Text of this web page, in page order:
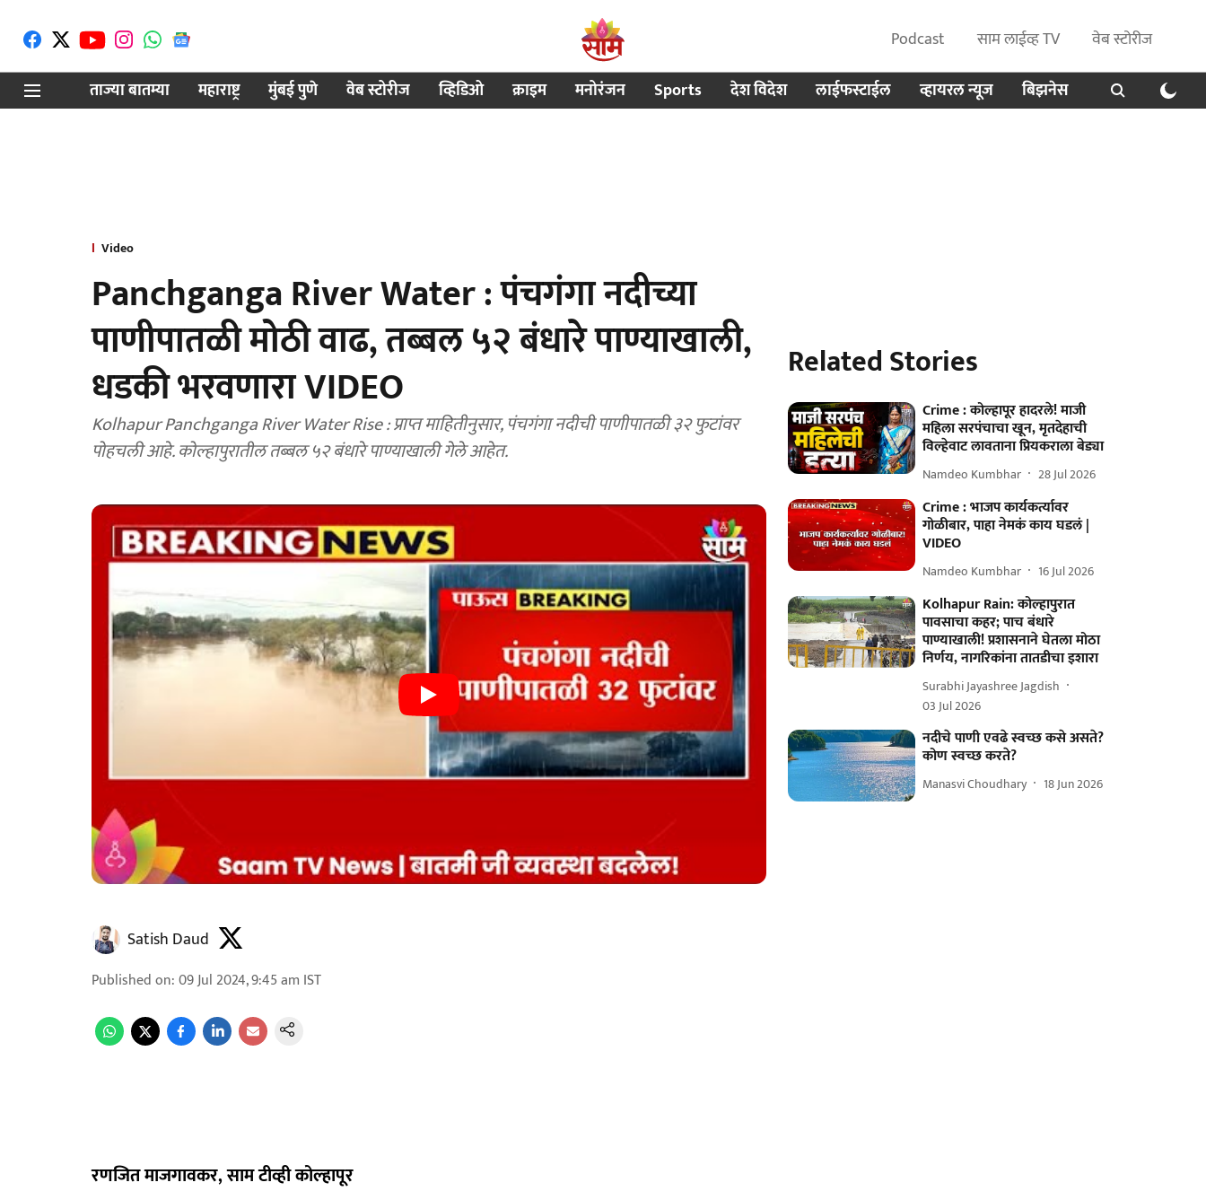
Podcast साम लाईव्ह TV
वेब स्टोरीज
ताज्या बातम्या
महाराष्ट्र मुंबई पुणे वेब स्टोरीज व्हिडिओ क्राइम मनोरंजन Sports देश विदेश लाईफस्टाईल व्हायरल न्यूज बिझनेस
Video
Panchganga River Water : पंचगंगा नदीच्या
पाणीपातळी मोठी वाढ, तब्बल ५२ बंधारे पाण्याखाली,
धडकी भरवणारा VIDEO
Kolhapur Panchganga River Water Rise : प्राप्त माहितीनुसार, पंचगंगा नदीची पाणीपातळी ३२ फुटांवर
पोहचली आहे. कोल्हापुरातील तब्बल ५२ बंधारे पाण्याखाली गेले आहेत.
Satish Daud
Published on:09 Jul 2024, 9:45 am IST
रणजित माजगावकर, साम टीव्ही कोल्हापूर
Related Stories
Crime : कोल्हापूर हादरले! माजी
महिला सरपंचाचा खून, मृतदेहाची
विल्हेवाट लावताना प्रियकराला बेड्या
Namdeo Kumbhar 28 Jul 2026
Crime : भाजप कार्यकर्त्यावर
गोळीबार, पाहा नेमकं काय घडलं |
VIDEO
Namdeo Kumbhar 16 Jul 2026
Kolhapur Rain: कोल्हापुरात
पावसाचा कहर; पाच बंधारे
पाण्याखाली! प्रशासनाने घेतला मोठा
निर्णय, नागरिकांना तातडीचा इशारा
Surabhi Jayashree Jagdish
03 Jul 2026
नदीचे पाणी एवढे स्वच्छ कसे असते?
कोण स्वच्छ करते?
Manasvi Choudhary 18 Jun 2026